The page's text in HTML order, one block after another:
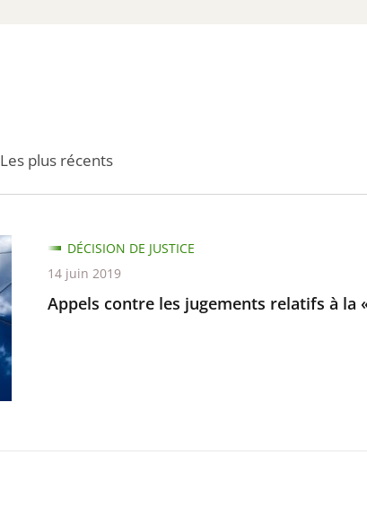
Les plus récents
Appels contre les jugements relatifs à la
DÉCISION DE JUSTICE
14 juin 2019